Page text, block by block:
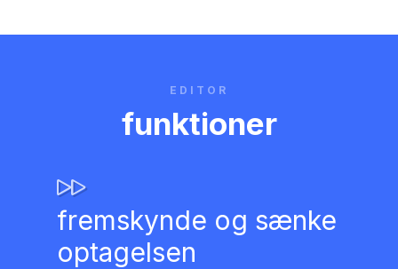
EDITOR
funktioner
fremskynde og sænke
optagelsen